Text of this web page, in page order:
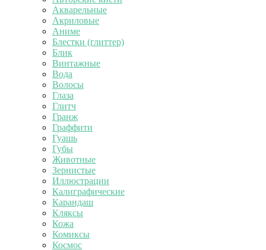
Акварельные
Акриловые
Аниме
Блестки (глиттер)
Блик
Винтажные
Вода
Волосы
Глаза
Глитч
Гранж
Граффити
Гуашь
Губы
Животные
Зернистые
Иллюстрации
Калиграфические
Карандаш
Кляксы
Кожа
Комиксы
Космос